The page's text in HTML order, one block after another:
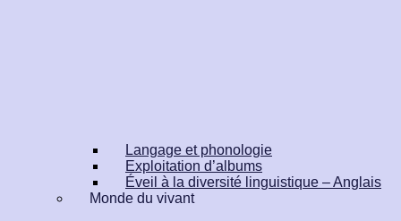
Langage et phonologie
Exploitation d’albums
Éveil à la diversité linguistique – Anglais
Monde du vivant